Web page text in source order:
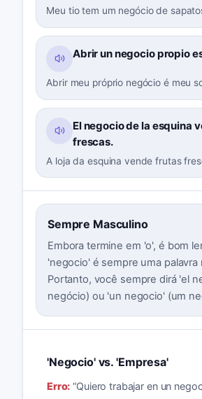
Meu tio tem um negócio de
Abrir un negocio propio
Abrir meu próprio negócio é meu
El negocio de la esquina
frescas.
A loja da esquina vende frutas
Sempre Masculino
Embora termine em 'o', é bom
'negocio' é sempre uma palavra
Portanto, você sempre dirá 'el
negócio) ou 'un negocio' (um
'Negocio' vs. 'Empresa'
Erro: “Quiero trabajar en un